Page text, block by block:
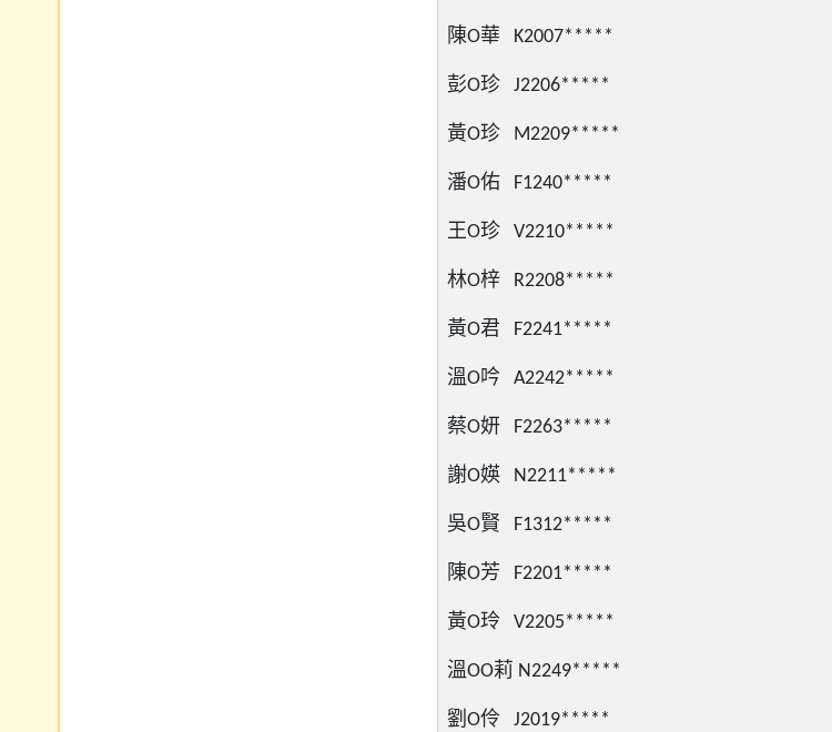
陳O華 K2007*****
彭O珍 J2206*****
黃O珍 M2209*****
潘O佑 F1240*****
王O珍 V2210*****
林O梓 R2208*****
黃O君 F2241*****
溫O吟 A2242*****
蔡O妍 F2263*****
謝O媖 N2211*****
吳O賢 F1312*****
陳O芳 F2201*****
黃O玲 V2205*****
溫OO莉 N2249*****
劉O伶 J2019*****